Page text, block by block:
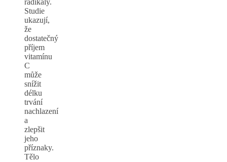
radikály.
Studie
ukazují,
že
dostatečný
příjem
vitamínu
C
může
snížit
délku
trvání
nachlazení
a
zlepšit
jeho
příznaky.
Tělo